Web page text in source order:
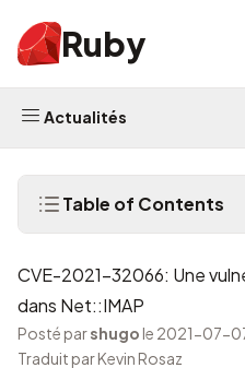
Ruby
Actualités
Table of Contents
CVE-2021-32066: Une
dans Net::IMAP
Posté parshugo le 2021-07-
Traduit par Kevin Rosaz